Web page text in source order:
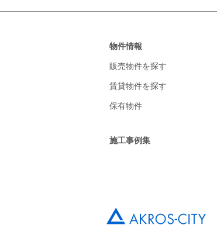
物件情報
販売物件を探す
賃貸物件を探す
保有物件
施工事例集